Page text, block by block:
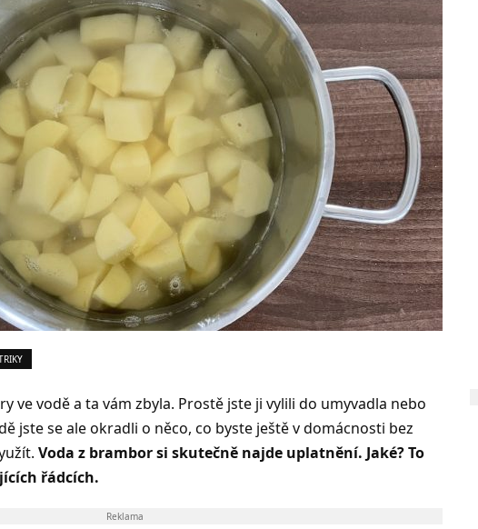
ve vodě a ta vám zbyla. Prostě jste ji vylili do umyvadla nebo
jste se ale okradli o něco, co byste ještě v domácnosti bez
Voda z brambor si skutečně najde uplatnění. Jaké? To
řádcích.
Reklama